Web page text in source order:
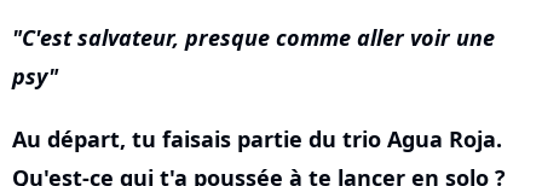
C'est salvateur, presque comme aller voir une
psy
Au départ, tu faisais partie du trio Agua Roja.
Qu'est-ce qui t'a poussée à te lancer en solo ?